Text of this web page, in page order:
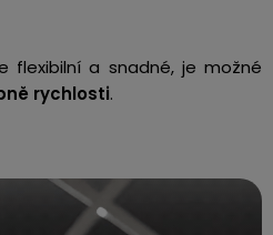
flexibilní a snadné, je možné
rychlosti.